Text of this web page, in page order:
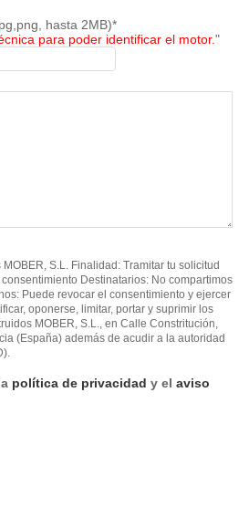
hasta 2MB)*
para poder identificar el motor."
S.L. Finalidad: Tramitar tu solicitud
Destinatarios: No compartimos
Puede revocar el consentimiento y ejercer
oponerse, limitar, portar y suprimir los
MOBER, S.L., en Calle Constritución,
(España) además de acudir a la autoridad
política de privacidad y el aviso